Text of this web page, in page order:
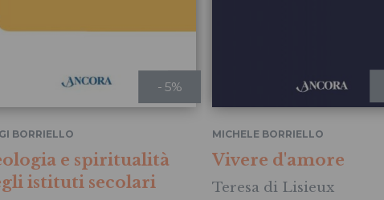
- 5%
BORRIELLO
e spiritualità
istituti secolari
MICHELE BORRIELLO
Vivere d'amore
Teresa di Lisieux